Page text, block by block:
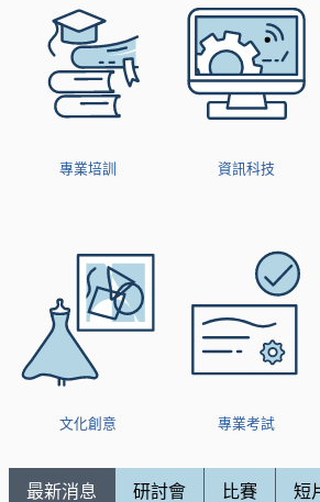
專業培訓 資訊科技
文化創意 專業考試
最新消息 研討會 比賽 短